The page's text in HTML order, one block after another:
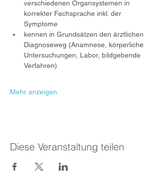
verschiedenen Organsystemen in
korrekter Fachsprache inkl. der
Symptome
kennen in Grundsätzen den ärztlichen
Diagnoseweg (Anamnese, körperliche
Untersuchungen, Labor, bildgebende
Verfahren)
Mehr anzeigen
Diese Veranstaltung teilen